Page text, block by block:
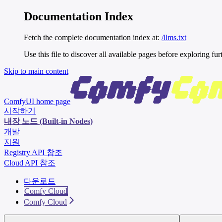
Documentation Index
Fetch the complete documentation index at: /llms.txt
Use this file to discover all available pages before exploring
Skip to main content
ComfyUI home page
시작하기
내장 노드 (Built-in Nodes)
개발
지원
Registry API 참조
Cloud API 참조
다운로드
Comfy Cloud
Comfy Cloud